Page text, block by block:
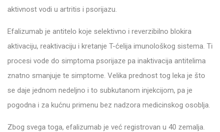
aktivnost vodi u artritis i psorijazu.
Efalizumab je antitelo koje selektivno i reverzibilno blokira
aktivaciju, reaktivaciju i kretanje T-ćelija imunološkog sistema. Ti
procesi vode do simptoma psorijaze pa inaktivacija antitelima
znatno smanjuje te simptome. Velika prednost tog leka je što
se daje jednom nedeljno i to subkutanom injekcijom, pa je
pogodna i za kućnu primenu bez nadzora medicinskog osoblja.
Zbog svega toga, efalizumab je već registrovan u 40 zemalja.